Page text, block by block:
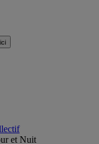
et Nuit